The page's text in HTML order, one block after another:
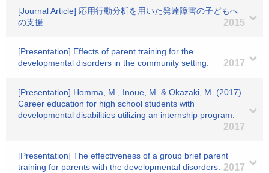
[Journal Article] 応用行動分析を用いた発達障害の子どもへ
の支援
2015
[Presentation] Effects of parent training for the
developmental disorders in the community setting.
2017
[Presentation] Homma, M., Inoue, M. & Okazaki, M. (2017).
Career education for high school students with
developmental disabilities utilizing an internship program.
2017
[Presentation] The effectiveness of a group brief parent
training for parents with the developmental disorders.
2017